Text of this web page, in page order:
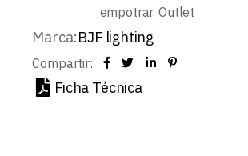
empotrar, Outlet
Marca:BJF lighting
Compartir:
Ficha Técnica